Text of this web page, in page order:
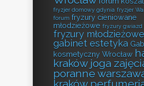
fryzjer domowy gdynia fryzjer
forum fryzury cieniowane
młodzieżowe fryzury gwiazd
fryzury
gabinet estetyka
kosmetyczny Wrocław
kraków joga
poranne